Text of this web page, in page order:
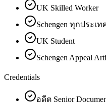
UK Skilled Worker
Schengen ทุกประเท
UK Student
Schengen Appeal
Credentials
อดีต Senior